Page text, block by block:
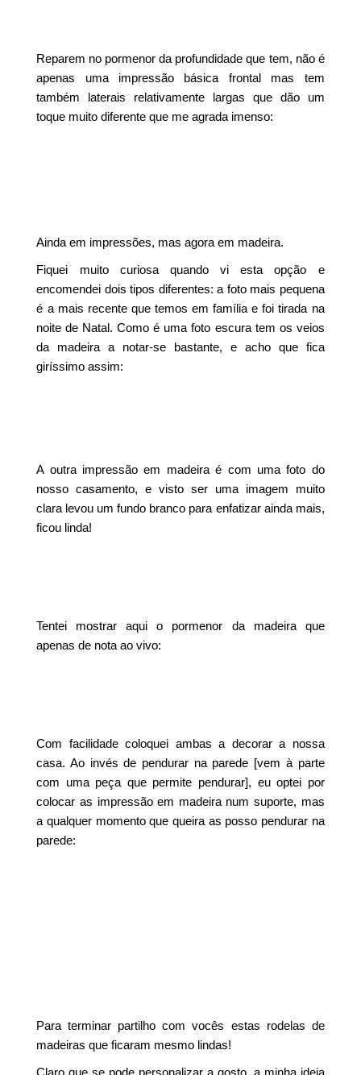
Reparem no pormenor da profundidade que tem, não é
apenas uma impressão básica frontal mas tem
também laterais relativamente largas que dão um
toque muito diferente que me agrada imenso:
Ainda em impressões, mas agora em madeira.
Fiquei muito curiosa quando vi esta opção e
encomendei dois tipos diferentes: a foto mais pequena
é a mais recente que temos em família e foi tirada na
noite de Natal. Como é uma foto escura tem os veios
da madeira a notar-se bastante, e acho que fica
giríssimo assim:
A outra impressão em madeira é com uma foto do
nosso casamento, e visto ser uma imagem muito
clara levou um fundo branco para enfatizar ainda mais,
ficou linda!
Tentei mostrar aqui o pormenor da madeira que
apenas de nota ao vivo:
Com facilidade coloquei ambas a decorar a nossa
casa. Ao invés de pendurar na parede [vem à parte
com uma peça que permite pendurar], eu optei por
colocar as impressão em madeira num suporte, mas
a qualquer momento que queira as posso pendurar na
parede:
Para terminar partilho com vocês estas rodelas de
madeiras que ficaram mesmo lindas!